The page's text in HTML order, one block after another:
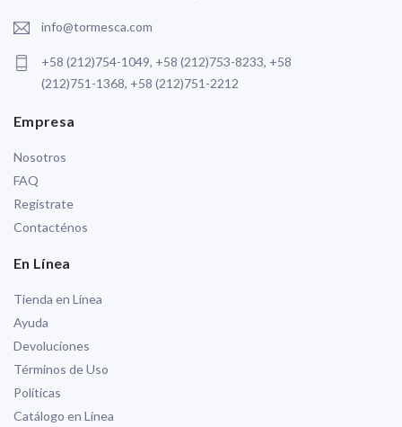
info@tormesca.com
+58 (212)754-1049, +58 (212)753-8233, +58
(212)751-1368, +58 (212)751-2212
Empresa
Nosotros
FAQ
Registrate
Contacténos
En Línea
Tienda en Línea
Ayuda
Devoluciones
Términos de Uso
Políticas
Catálogo en Línea